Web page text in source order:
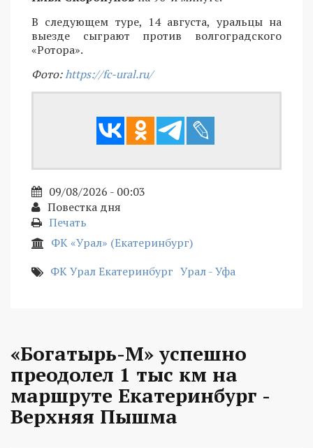
В следующем туре, 14 августа, уральцы на
выезде сыграют против волгоградского
«Ротора».
Фото:https://fc-ural.ru/
09/08/2026 - 00:03
Повестка дня
Печать
ФК «Урал» (Екатеринбург)
ФК Урал Екатеринбург Урал - Уфа
«Богатырь-М» успешно
преодолел 1 тыс км на
маршруте Екатеринбург -
Верхняя Пышма